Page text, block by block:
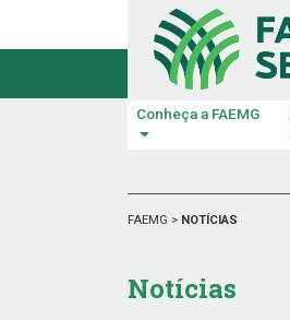
Conheça a FAEMG
FAEMG > NOTÍCIAS
Notícias